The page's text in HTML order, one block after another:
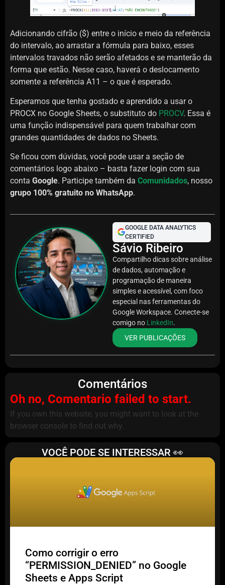
Adicionando cifrão ($) entre o início e meio da referência
do intervalo, ao arrastar a fórmula para baixo, esses
intervalos travados não serão afetados e se manterão da
forma que estão. Nesse caso, haverá o deslocamento
somente a referência A11 – o que é esperado.
Esperamos que tenha gostado e aprendido a usar o
PROCX no Google Sheets, o substituto do PROCV. Essa é
uma função indispensável para quem trabalhar com
grandes quantidades de dados no Sheets.
Se ficou com dúvidas, você pode usar a seção de
comentários logo abaixo – basta fazer login com sua
conta Google. Participe também da Comunidados, nosso
grupo 100% gratuito no WhatsApp.
GOOGLE DATA ANALYTICS
CERTIFIED
Sávio Ribeiro
Compartilho dicas sobre análise
de dados, automação e
programação de maneira
simples e acessível, com foco
especial nas ferramentas do
Google Workspace. Conecte-se
comigo no LinkedIn.
VER PUBLICAÇÕES
Comentários
Oh no, Comentario failed to start.
If you own this website, you might want to look at the
browser console to find out why.
VOCÊ PODE SE INTERESSAR 👀
Como corrigir o erro
“PERMISSION_DENIED” no Google
Sheets e Apps Script